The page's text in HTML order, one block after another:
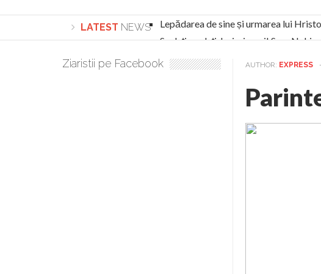
LATEST NEWS
Lepădarea de sine și urmarea lui
Sculați, sculați, boieri mari! Sara
Academia Române revine în cazul pericolele generate
Pamfil Șeicaru omagiat la Mănăstirea ctitorită chiar de
Nu vă fie frică! FOTO și VIDEO cu Corneliu Vlad și
AUTHOR: EXPRESS -
Ziaristii pe Facebook